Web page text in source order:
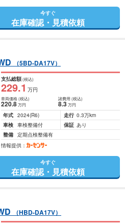
今すぐ
在庫確認・見積依頼
（5BD-DA17V）
支払総額(税込)
229.1 万円
車両価格(税込)
220.8万円
諸費用 (税込)
8.3 万円
年式 2024(R6) 走行 0.3万km
車検 車検整備付 保証 あり
整備 定期点検整備有
情報提供：
今すぐ
在庫確認・見積依頼
（HBD-DA17V）